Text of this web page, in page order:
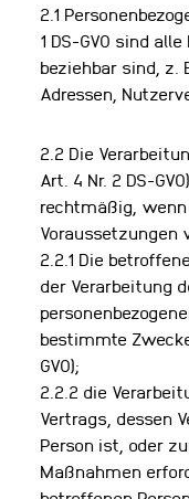
2.1
1 DS-GVO sind
beziehbar sind, z.
Adressen,
2.2 Die
Art. 4 Nr. 2 DS-
rechtmäßig,
Voraussetzungen
2.2.1 Die
der Verarbeitung
bestimmte
GVO);
2.2.2 die
Vertrags, dessen
Person ist, oder
Maßnahmen